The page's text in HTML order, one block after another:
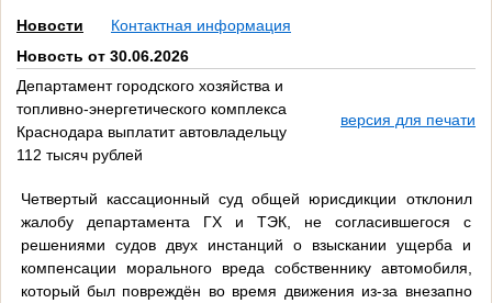
Новости
Контактная информация
Новость от 30.06.2026
Департамент городского хозяйства и
топливно-энергетического комплекса
Краснодара выплатит автовладельцу
112 тысяч рублей
версия для печати
Четвертый кассационный суд общей юрисдикции отклонил
жалобу департамента ГХ и ТЭК, не согласившегося с
решениями судов двух инстанций о взыскании ущерба и
компенсации морального вреда собственнику автомобиля,
который был повреждён во время движения из-за внезапно